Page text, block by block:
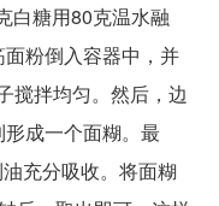
白糖用80克温水融
粉倒入容器中，并
搅拌均匀。然后，边
成一个面糊。最
充分吸收。将面糊